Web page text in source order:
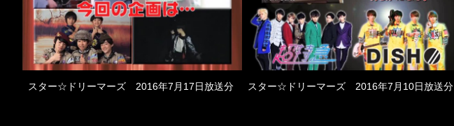
スター☆ドリーマーズ 2016年7月17日放送分 スター☆ドリーマーズ 2016年7月10日放送分